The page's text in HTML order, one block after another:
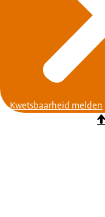
Kwetsbaarheid melden